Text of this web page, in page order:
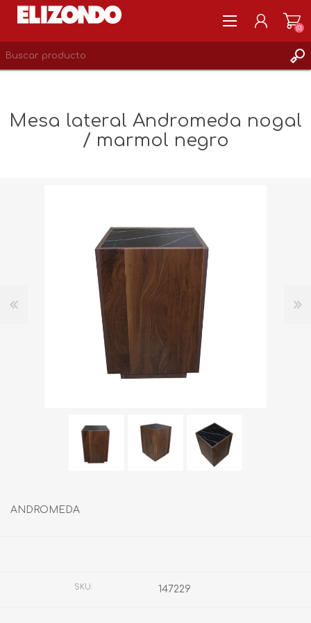
LISTA DE DESEOS
(0)
Mesa lateral Andromeda nogal
/ marmol negro
ANDROMEDA
SKU: 147229